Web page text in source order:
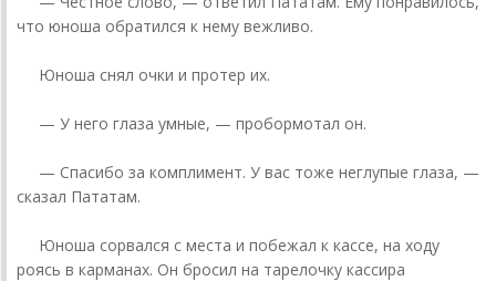
что юноша обратился к нему вежливо.
Юноша снял очки и протер их.
— У него глаза умные, — пробормотал он.
— Спасибо за комплимент. У вас тоже неглупые глаза, —
сказал Пататам.
Юноша сорвался с места и побежал к кассе, на ходу
роясь в карманах. Он бросил на тарелочку кассира